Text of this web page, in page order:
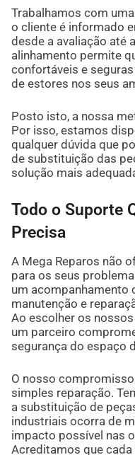
Trabalhamos com
o cliente é informado
desde a avaliação até
alinhamento permite
confortáveis e
de estores nos seus
Posto isto, a nossa
Por isso, estamos
qualquer dúvida que
de substituição das
solução mais
Todo o Suporte
Precisa
A Mega Reparos não
para os seus
um acompanhamento
manutenção e
Ao escolher os
um parceiro
segurança do espaço
O nosso
simples reparação.
a substituição de
industriais ocorra de
impacto possível nas
Acreditamos que